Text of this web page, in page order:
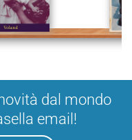
dal mondo
email!